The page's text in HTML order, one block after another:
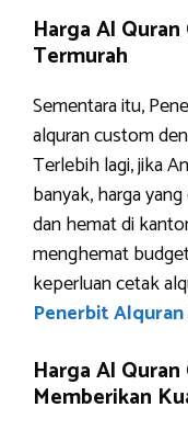
Harga Al
Termurah
Sementara itu,
alquran custom
Terlebih lagi, jika
banyak, harga
dan hemat di
menghemat
keperluan cetak
Penerbit Alquran
Harga Al
Memberikan